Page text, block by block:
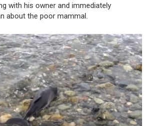
with his owner and immediately
about the poor mammal.